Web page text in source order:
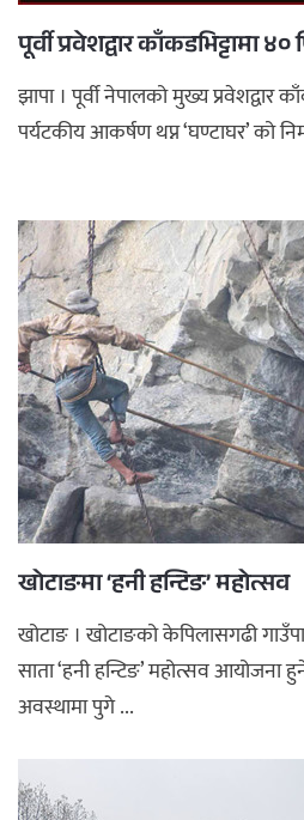
पूर्वी प्रवेशद्वार काँकडभिट्टामा
झापा । पूर्वी नेपालको मुख्य प्रवेशद्वार
पर्यटकीय आकर्षण थप्न ‘घण्टाघर’ को
खोटाङमा ‘हनी हन्टिङ’ महोत्सव
खोटाङ । खोटाङको केपिलासगढी
साता ‘हनी हन्टिङ’ महोत्सव आयोजना
अवस्थामा पुगे ...